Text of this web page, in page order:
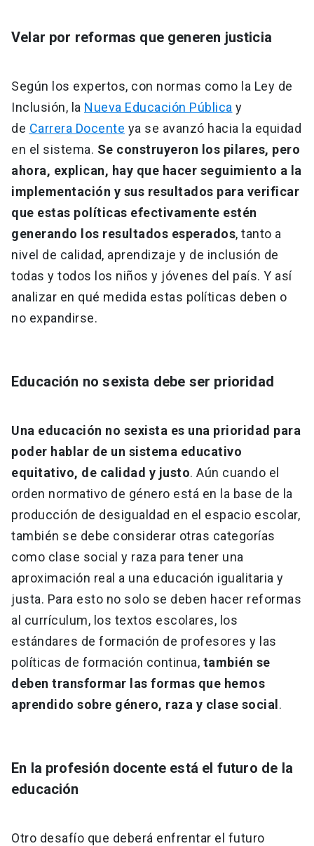
Velar por reformas que generen justicia
Según los expertos, con normas como la Ley de
Inclusión, la Nueva Educación Pública y
de Carrera Docente ya se avanzó hacia la equidad
en el sistema. Se construyeron los pilares, pero
ahora, explican, hay que hacer seguimiento a la
implementación y sus resultados para verificar
que estas políticas efectivamente estén
generando los resultados esperados, tanto a
nivel de calidad, aprendizaje y de inclusión de
todas y todos los niños y jóvenes del país. Y así
analizar en qué medida estas políticas deben o
no expandirse.
Educación no sexista debe ser prioridad
Una educación no sexista es una prioridad para
poder hablar de un sistema educativo
equitativo, de calidad y justo. Aún cuando el
orden normativo de género está en la base de la
producción de desigualdad en el espacio escolar,
también se debe considerar otras categorías
como clase social y raza para tener una
aproximación real a una educación igualitaria y
justa. Para esto no solo se deben hacer reformas
al currículum, los textos escolares, los
estándares de formación de profesores y las
políticas de formación continua, también se
deben transformar las formas que hemos
aprendido sobre género, raza y clase social.
En la profesión docente está el futuro de la
educación
Otro desafío que deberá enfrentar el futuro